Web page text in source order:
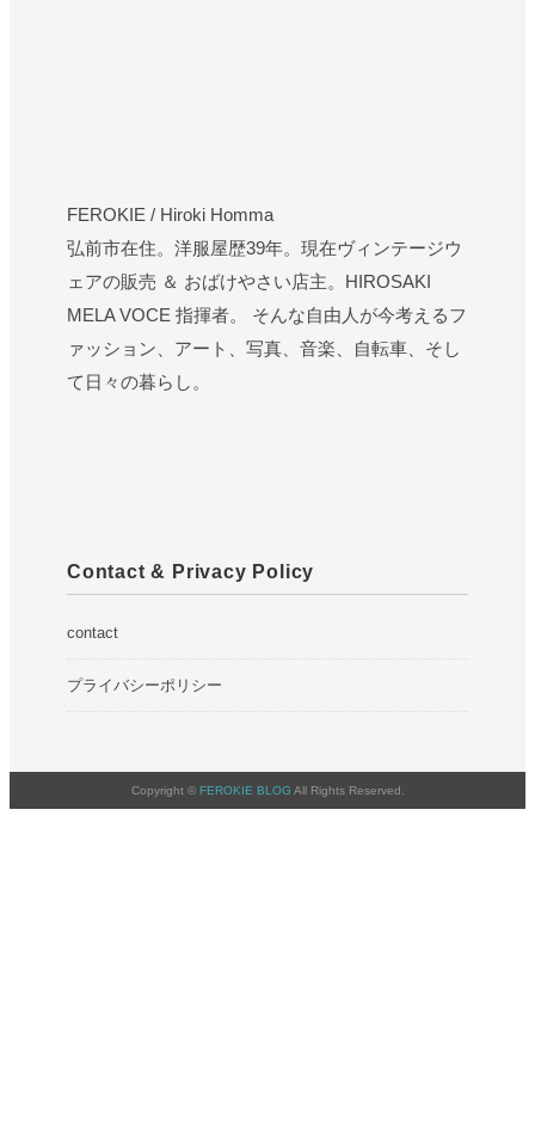
FEROKIE / Hiroki Homma
弘前市在住。洋服屋歴39年。現在ヴィンテージウ
ェアの販売 ＆ おばけやさい店主。HIROSAKI
MELA VOCE 指揮者。 そんな自由人が今考えるフ
ァッション、アート、写真、音楽、自転車、そし
て日々の暮らし。
Contact & Privacy Policy
contact
プライバシーポリシー
Copyright © FEROKIE BLOG All Rights Reserved.